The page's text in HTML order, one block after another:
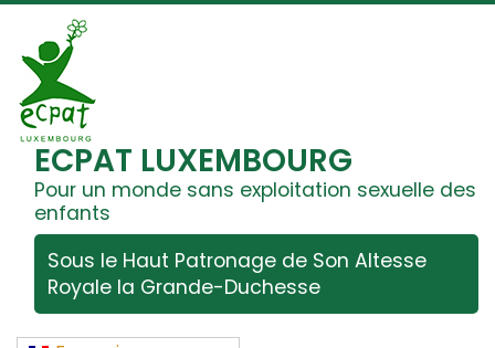
ECPAT LUXEMBOURG
Pour un monde sans exploitation sexuelle des
enfants
Sous le Haut Patronage de Son Altesse
Royale la Grande-Duchesse